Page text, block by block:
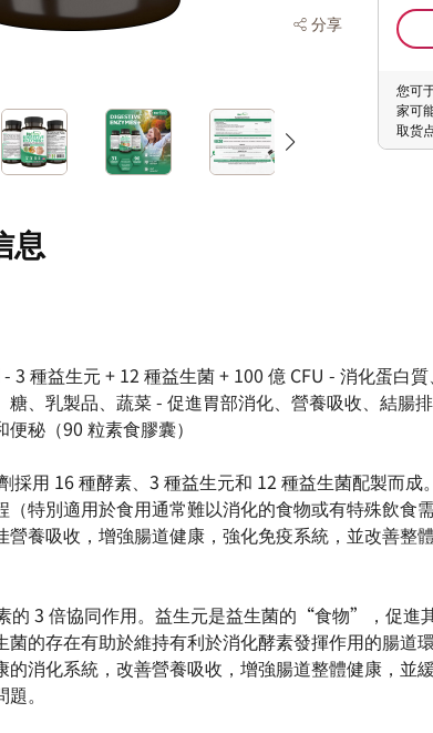
分享
您可
家可
取货
息
種益生元 + 12 種益生菌 + 100 億 CFU - 消化蛋白質、
糖、乳製品、蔬菜 - 促進胃部消化、營養吸收、結腸排
秘（90 粒素食膠囊）
採用 16 種酵素、3 種益生元和 12 種益生菌配製而成
（特別適用於食用通常難以消化的食物或有特殊飲食
營養吸收，增強腸道健康，強化免疫系統，並改善整
的 3 倍協同作用。益生元是益生菌的“食物”，促進
菌的存在有助於維持有利於消化酵素發揮作用的腸道環
的消化系統，改善營養吸收，增強腸道整體健康，並
。